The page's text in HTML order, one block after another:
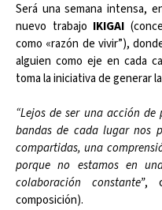
Será una semana intensa,
nuevo trabajo IKIGAI
como «razón de vivir”),
alguien como eje en cada
toma la iniciativa de generar
“Lejos de ser una acción
bandas de cada lugar nos
compartidas, una
porque no estamos en
colaboración constante”,
composición).